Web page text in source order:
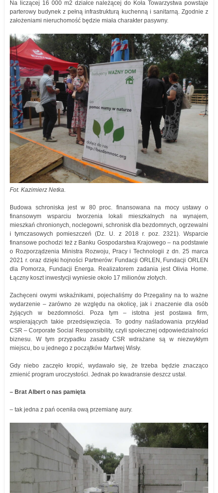
Na liczącej 16 000 m2 działce należącej do Koła Towarzystwa powstaje
parterowy budynek z pełną infrastrukturą kuchenną i sanitarną. Zgodnie z
założeniami nieruchomość będzie miała charakter pasywny.
Fot. Kazimierz Netka.
Budowa schroniska jest w 80 proc. finansowana na mocy ustawy o
finansowym wsparciu tworzenia lokali mieszkalnych na wynajem,
mieszkań chronionych, noclegowni, schronisk dla bezdomnych, ogrzewalni
i tymczasowych pomieszczeń (Dz. U. z 2018 r. poz. 2321). Wsparcie
finansowe pochodzi też z Banku Gospodarstwa Krajowego – na podstawie
o Rozporządzenia Ministra Rozwoju, Pracy i Technologii z dn. 25 marca
2021 r. oraz dzięki hojności Partnerów: Fundacji ORLEN, Fundacji ORLEN
dla Pomorza, Fundacji Energa. Realizatorem zadania jest Olivia Home.
Łączny koszt inwestycji wyniesie około 17 milionów złotych.
Zachęceni owymi wskaźnikami, pojechaliśmy do Przegaliny na to ważne
wydarzenie – zarówno ze względu na okolicę, jak i znaczenie dla osób
żyjących w bezdomności. Poza tym – istotna jest postawa firm,
wspierających takie przedsięwzięcia. To godny naśladowania przykład
CSR – Corporate Social Responsibility, czyli społecznej odpowiedzialności
biznesu. W tym przypadku zasady CSR wdrażane są w niezwykłym
miejscu, bo u jednego z początków Martwej Wisły.
Gdy niebo zaczęło kropić, wydawało się, że trzeba będzie znacząco
zmienić program uroczystości. Jednak po kwadransie deszcz ustał.
– Brat Albert o nas pamięta
– tak jedna z pań oceniła ową przemianę aury.